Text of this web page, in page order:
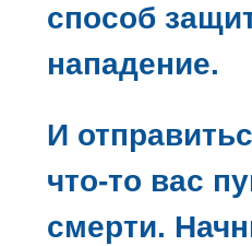
способ
нападение.
И
что-то вас
смерти.